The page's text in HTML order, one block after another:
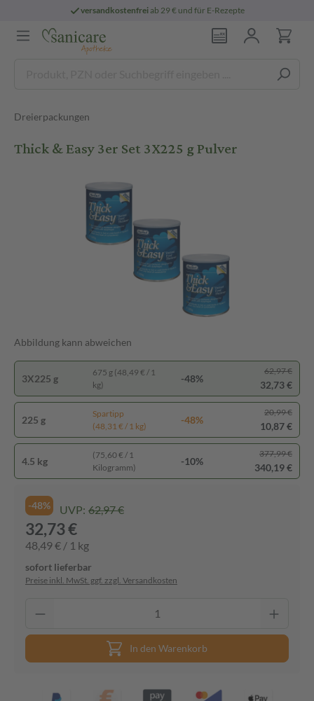
versandkostenfreiab 29 € und für E-Rezepte
Dreierpackungen
Thick & Easy 3er Set 3X225 g Pulver
Abbildung kann abweichen
3X225 g
675 g (48,49 € / 1
kg)
-48%
62,97 €
32,73 €
225 g
Spartipp
(48,31 € / 1 kg)
-48%
20,99 €
10,87 €
4.5 kg
(75,60 € / 1
Kilogramm)
-10%
377,99 €
340,19 €
-48% UVP: 62,97 €
32,73 €
48,49 € / 1 kg
sofort lieferbar
Preise inkl. MwSt. ggf. zzgl. Versandkosten
In den Warenkorb